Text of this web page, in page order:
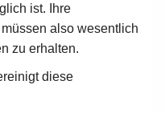
ist. Ihre
also wesentlich
zu erhalten.
diese